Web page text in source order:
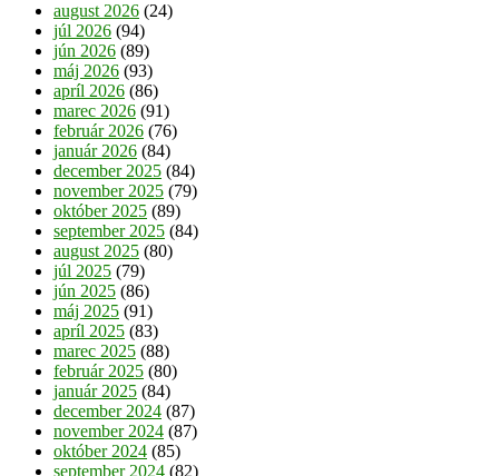
august 2026 (24)
júl 2026 (94)
jún 2026 (89)
máj 2026 (93)
apríl 2026 (86)
marec 2026 (91)
február 2026 (76)
január 2026 (84)
december 2025 (84)
november 2025 (79)
október 2025 (89)
september 2025 (84)
august 2025 (80)
júl 2025 (79)
jún 2025 (86)
máj 2025 (91)
apríl 2025 (83)
marec 2025 (88)
február 2025 (80)
január 2025 (84)
december 2024 (87)
november 2024 (87)
október 2024 (85)
september 2024 (82)